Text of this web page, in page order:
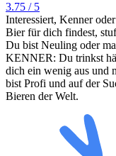
3.75 / 5
Interessiert, Kenner
Bier für dich findest,
Du bist Neuling oder
KENNER: Du trinkst
dich ein wenig aus und
bist Profi und auf der
Bieren der Welt.